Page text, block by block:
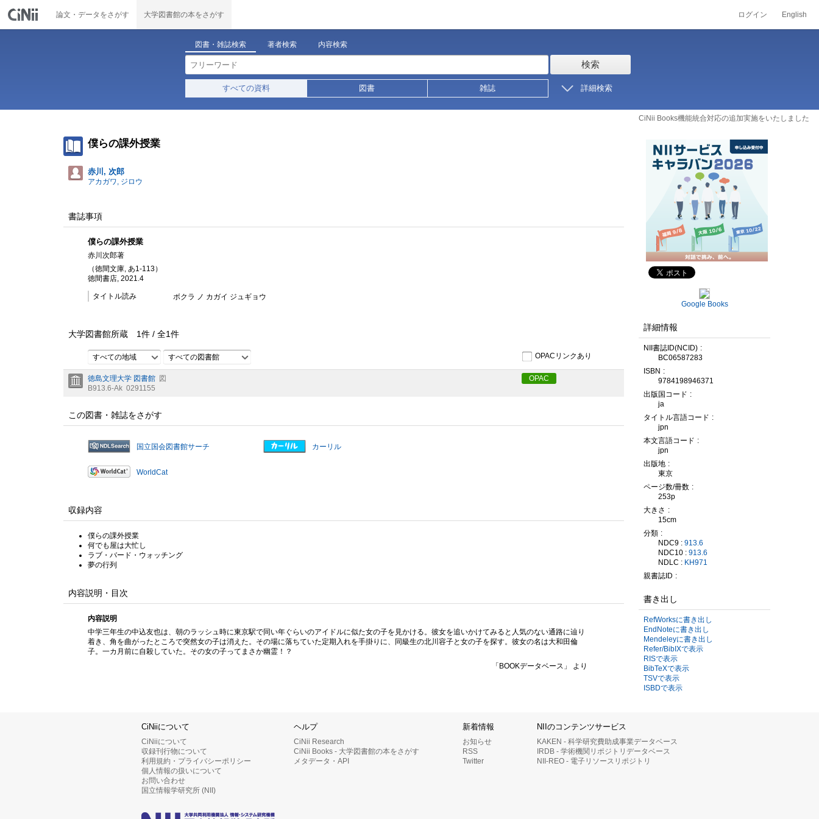
論文・データをさがす 大学図書館の本をさがす ログイン English
図書・雑誌検索 著者検索 内容検索
検索
すべての資料 図書 雑誌 詳細検索
CiNii Books機能統合対応の追加実施をいたしました
僕らの課外授業
赤川, 次郎
アカガワ, ジロウ
書誌事項
僕らの課外授業
赤川次郎著
（徳間文庫, あ1-113）
徳間書店, 2021.4
タイトル読み ボクラ ノ カガイ ジュギョウ
大学図書館所蔵 1件 / 全1件
すべての地域 すべての図書館 OPACリンクあり
徳島文理大学 図書館 図
B913.6-Ak 0291155
OPAC
この図書・雑誌をさがす
国立国会図書館サーチ カーリル
WorldCat
収録内容
僕らの課外授業
何でも屋は大忙し
ラブ・バード・ウォッチング
夢の行列
内容説明・目次
内容説明
中学三年生の中込友也は、朝のラッシュ時に東京駅で同い年ぐらいのアイドルに似た女の子を見かける。彼女を追いかけてみると人気のない通路に辿り
着き、角を曲がったところで突然女の子は消えた。その場に落ちていた定期入れを手掛りに、同級生の北川容子と女の子を探す。彼女の名は大和田倫
子。一カ月前に自殺していた。その女の子ってまさか幽霊！？
「BOOKデータベース」 より
Google Books
詳細情報
NII書誌ID(NCID)
BC06587283
ISBN
9784198946371
出版国コード
ja
タイトル言語コード
jpn
本文言語コード
jpn
出版地
東京
ページ数/冊数
253p
大きさ
15cm
分類
NDC9 : 913.6
NDC10 : 913.6
NDLC : KH971
親書誌ID
書き出し
RefWorksに書き出し
EndNoteに書き出し
Mendeleyに書き出し
Refer/BibIXで表示
RISで表示
BibTeXで表示
TSVで表示
ISBDで表示
CiNiiについて
CiNiiについて
収録刊行物について
利用規約・プライバシーポリシー
個人情報の扱いについて
お問い合わせ
国立情報学研究所 (NII)
ヘルプ
CiNii Research
CiNii Books - 大学図書館の本をさがす
メタデータ・API
新着情報
お知らせ
RSS
Twitter
NIIのコンテンツサービス
KAKEN - 科学研究費助成事業データベース
IRDB - 学術機関リポジトリデータベース
NII-REO - 電子リソースリポジトリ